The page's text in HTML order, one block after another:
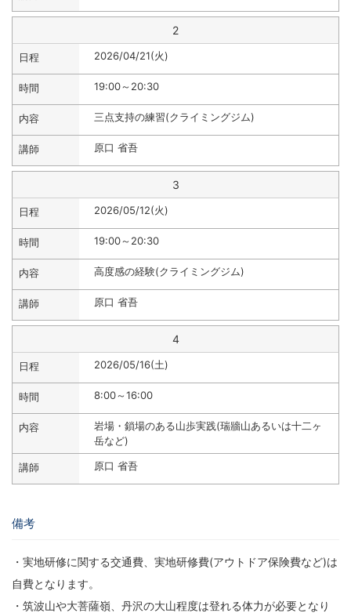
2
2026/04/21(火)
19:00～20:30
三点支持の練習(クライミングジム)
原口 省吾
3
2026/05/12(火)
19:00～20:30
高度感の経験(クライミングジム)
原口 省吾
4
2026/05/16(土)
8:00～16:00
岩場・鎖場のある山歩実践(瑞牆山あるいは十二ヶ
岳など)
原口 省吾
備考
・実地研修に関する交通費、実地研修費(アウトドア保険費など)は
自費となります。
・筑波山や大菩薩嶺、丹沢の大山程度は登れる体力が必要となり